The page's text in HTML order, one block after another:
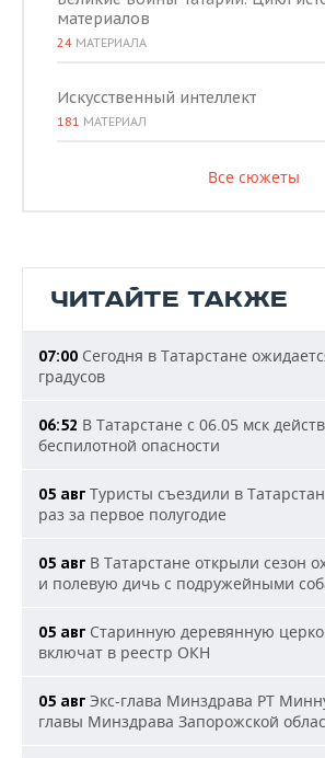
материалов
24 МАТЕРИАЛА
Искусственный интеллект
181 МАТЕРИАЛ
Все сюжеты
ЧИТАЙТЕ ТАКЖЕ
07:00 Сегодня в Татарстане
градусов
06:52 В Татарстане с 06.05 мск
беспилотной опасности
05 авг Туристы съездили в
раз за первое полугодие
05 авг В Татарстане открыли сезон
и полевую дичь с подружейными
05 авг Старинную деревянную
включат в реестр ОКН
05 авг Экс-глава Минздрава РТ
главы Минздрава Запорожской